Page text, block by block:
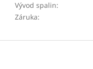
Vývod spalin:
Záruka:
Z